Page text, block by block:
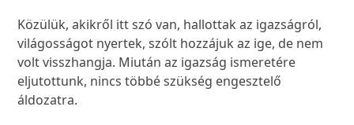
Közülük, akikről itt szó van, hallottak az igazságról,
világosságot nyertek, szólt hozzájuk az ige, de nem
volt visszhangja. Miután az igazság ismeretére
eljutottunk, nincs többé szükség engesztelő
áldozatra.